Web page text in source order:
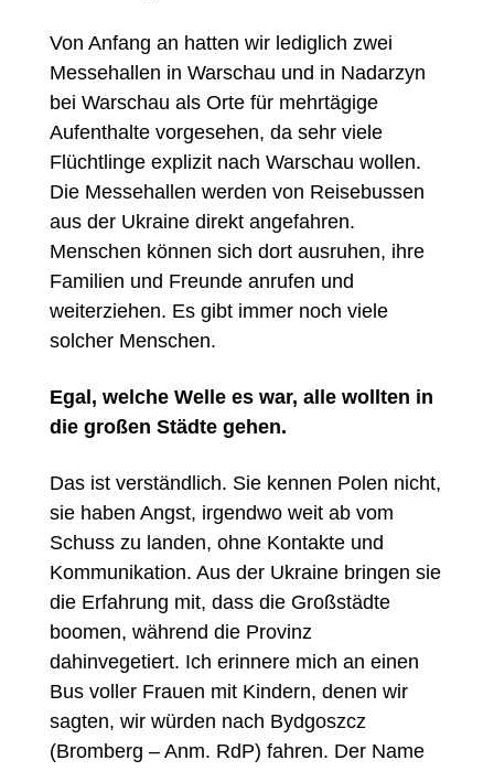
Von Anfang an hatten wir lediglich zwei
Messehallen in Warschau und in Nadarzyn
bei Warschau als Orte für mehrtägige
Aufenthalte vorgesehen, da sehr viele
Flüchtlinge explizit nach Warschau wollen.
Die Messehallen werden von Reisebussen
aus der Ukraine direkt angefahren.
Menschen können sich dort ausruhen, ihre
Familien und Freunde anrufen und
weiterziehen. Es gibt immer noch viele
solcher Menschen.
Egal, welche Welle es war, alle wollten in
die großen Städte gehen.
Das ist verständlich. Sie kennen Polen nicht,
sie haben Angst, irgendwo weit ab vom
Schuss zu landen, ohne Kontakte und
Kommunikation. Aus der Ukraine bringen sie
die Erfahrung mit, dass die Großstädte
boomen, während die Provinz
dahinvegetiert. Ich erinnere mich an einen
Bus voller Frauen mit Kindern, denen wir
sagten, wir würden nach Bydgoszcz
(Bromberg – Anm. RdP) fahren. Der Name